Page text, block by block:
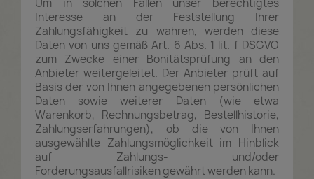
Um in solchen Fällen unser berechtigtes
Interesse an der Feststellung Ihrer
Zahlungsfähigkeit zu wahren, werden diese
Daten von uns gemäß Art. 6 Abs. 1 lit. f DSGVO
zum Zwecke einer Bonitätsprüfung an den
Anbieter weitergeleitet. Der Anbieter prüft auf
Basis der von Ihnen angegebenen persönlichen
Daten sowie weiterer Daten (wie etwa
Warenkorb, Rechnungsbetrag, Bestellhistorie,
Zahlungserfahrungen), ob die von Ihnen
ausgewählte Zahlungsmöglichkeit im Hinblick
auf Zahlungs- und/oder
Forderungsausfallrisiken gewährt werden kann.